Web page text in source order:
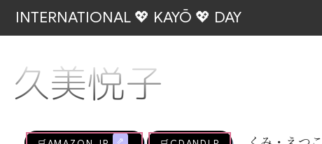
INTERNATIONAL 💖 KAYŌ 💖 DAY
久美悦子